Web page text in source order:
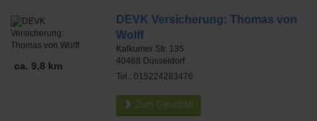
ca. 9,8 km
DEVK Versicherung: Thomas von
Wolff
Kalkumer Str. 135
40468 Düsseldorf
Tel.: 015224283476
Zum Geschäft